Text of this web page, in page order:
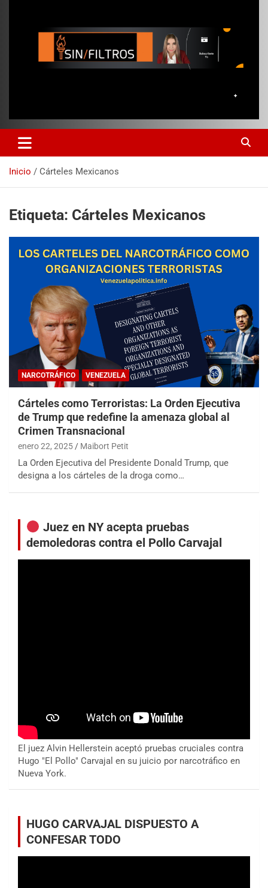
Inicio Cárteles Mexicanos
Etiqueta: Cárteles Mexicanos
NARCOTRÁFICO VENEZUELA
Cárteles como Terroristas: La Orden Ejecutiva
de Trump que redefine la amenaza global al
Crimen Transnacional
enero 22, 2025 Maibort Petit
La Orden Ejecutiva del Presidente Donald Trump, que
designa a los cárteles de la droga como…
Juez en NY acepta pruebas
demoledoras contra el Pollo Carvajal
El juez Alvin Hellerstein aceptó pruebas cruciales contra
Hugo "El Pollo" Carvajal en su juicio por narcotráfico en
Nueva York.
HUGO CARVAJAL DISPUESTO A
CONFESAR TODO